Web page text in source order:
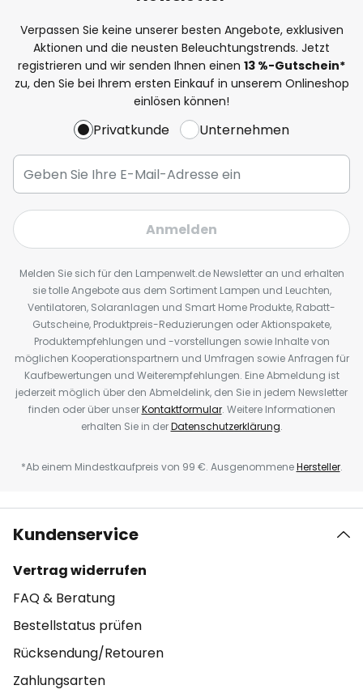
Verpassen Sie keine unserer besten Angebote, exklusiven
Aktionen und die neusten Beleuchtungstrends. Jetzt
registrieren und wir senden Ihnen einen 13 %-Gutschein*
zu, den Sie bei Ihrem ersten Einkauf in unserem Onlineshop
einlösen können!
Privatkunde Unternehmen
Anmelden
Melden Sie sich für den Lampenwelt.de Newsletter an und erhalten
sie tolle Angebote aus dem Sortiment Lampen und Leuchten,
Ventilatoren, Solaranlagen und Smart Home Produkte, Rabatt-
Gutscheine, Produktpreis-Reduzierungen oder Aktionspakete,
Produktempfehlungen und -vorstellungen sowie Inhalte von
möglichen Kooperationspartnern und Umfragen sowie Anfragen für
Kaufbewertungen und Weiterempfehlungen. Eine Abmeldung ist
jederzeit möglich über den Abmeldelink, den Sie in jedem Newsletter
finden oder über unserKontaktformular. Weitere Informationen
erhalten Sie in derDatenschutzerklärung.
*Ab einem Mindestkaufpreis von 99 €. AusgenommeneHersteller.
Kundenservice
Vertrag widerrufen
FAQ & Beratung
Bestellstatus prüfen
Rücksendung/Retouren
Zahlungsarten